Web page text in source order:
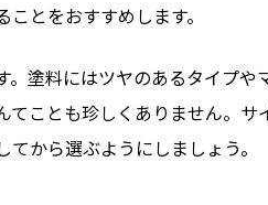
とをおすすめします。
塗料にはツヤのあるタイプ
ことも珍しくありません。
から選ぶようにしましょう。